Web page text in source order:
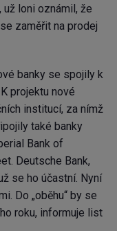
už loni oznámil, že
zaměřit na prodej
banky se spojily k
projektu nové
institucí, za nímž
také banky
Bank of
Deutsche Bank,
se ho účastní. Nyní
Do „oběhu“ by se
roku, informuje list